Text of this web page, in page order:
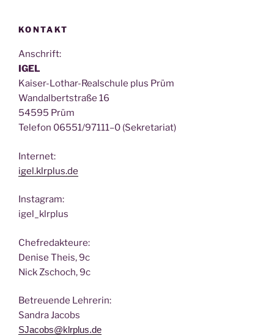
KONTAKT
Anschrift:
IGEL
Kai­ser-Lothar-Real­schu­le plus Prüm
Wan­dal­bert­stra­ße 16
54595 Prüm
Tele­fon 06551/97111–0 (Sekre­ta­ri­at)
Inter­net:
igel.klrplus.de
Insta­gram:
igel_klrplus
Chef­re­dak­teu­re:
Deni­se Theis, 9c
Nick Zscho­ch, 9c
Betreu­en­de Lehrerin:
San­dra Jacobs
SJacobs@klrplus.de